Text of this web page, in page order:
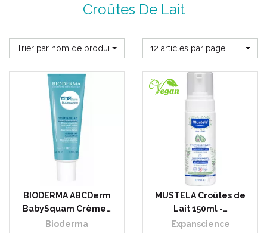
Croûtes De Lait
Trier par nom de produit 12 articles par page
BIODERMA ABCDerm
BabySquam Crème…
Bioderma
MUSTELA Croûtes de
Lait 150ml -…
Expanscience